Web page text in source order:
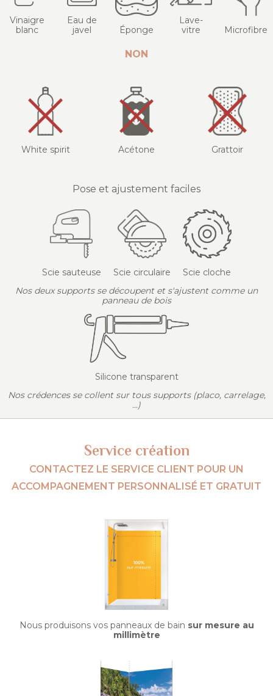
Vinaigre
blanc
Eau de
javel
Éponge
Lave-
vitre
Microfibre
NON
White spirit Acétone Grattoir
Pose et ajustement faciles
Scie sauteuse Scie circulaire
Scie cloche
Nos deux supports se découpent et s'ajustent comme un
panneau de bois
Silicone transparent
Nos crédences se collent sur tous supports (placo, carrelage,
...)
Service création
CONTACTEZ LE SERVICE CLIENT POUR UN
ACCOMPAGNEMENT PERSONNALISÉ ET GRATUIT
Nous produisons vos panneaux de bain sur mesure au
millimètre